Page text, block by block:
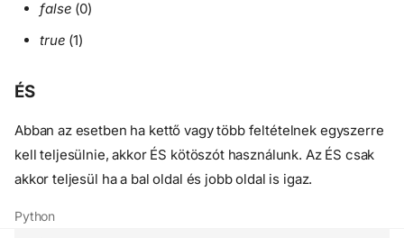
false (0)
true (1)
ÉS
Abban az esetben ha kettő vagy több feltételnek egyszerre
kell teljesülnie, akkor ÉS kötöszót használunk. Az ÉS csak
akkor teljesül ha a bal oldal és jobb oldal is igaz.
Python